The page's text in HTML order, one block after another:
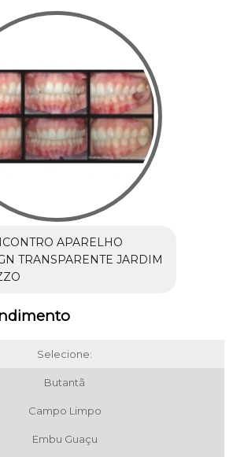
APARELHO
TRANSPARENTE JARDIM
Selecione:
Butantã
Campo Limpo
Embu Guaçu